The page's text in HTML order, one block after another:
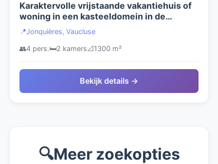
Karaktervolle vrijstaande vakantiehuis of
woning in een kasteeldomein in de
Provence
📍Jonquières, Vaucluse
👥4 pers.🛏️2 kamers📐1300 m²
Bekijk details →
🔍Meer zoekopties